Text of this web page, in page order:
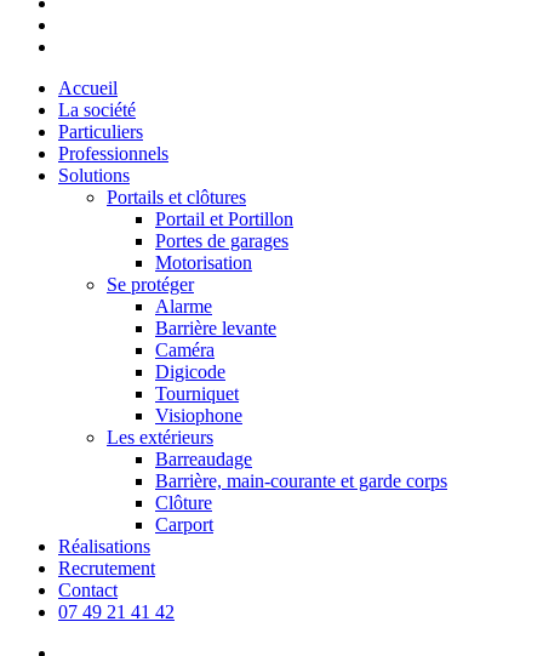
Close
Menu
Accueil
La société
Particuliers
Professionnels
Solutions
Portails et clôtures
Portail et Portillon
Portes de garages
Motorisation
Se protéger
Alarme
Barrière levante
Caméra
Digicode
Tourniquet
Visiophone
Les extérieurs
Barreaudage
Barrière, main-courante et garde corps
Clôture
Carport
Réalisations
Recrutement
Contact
07 49 21 41 42